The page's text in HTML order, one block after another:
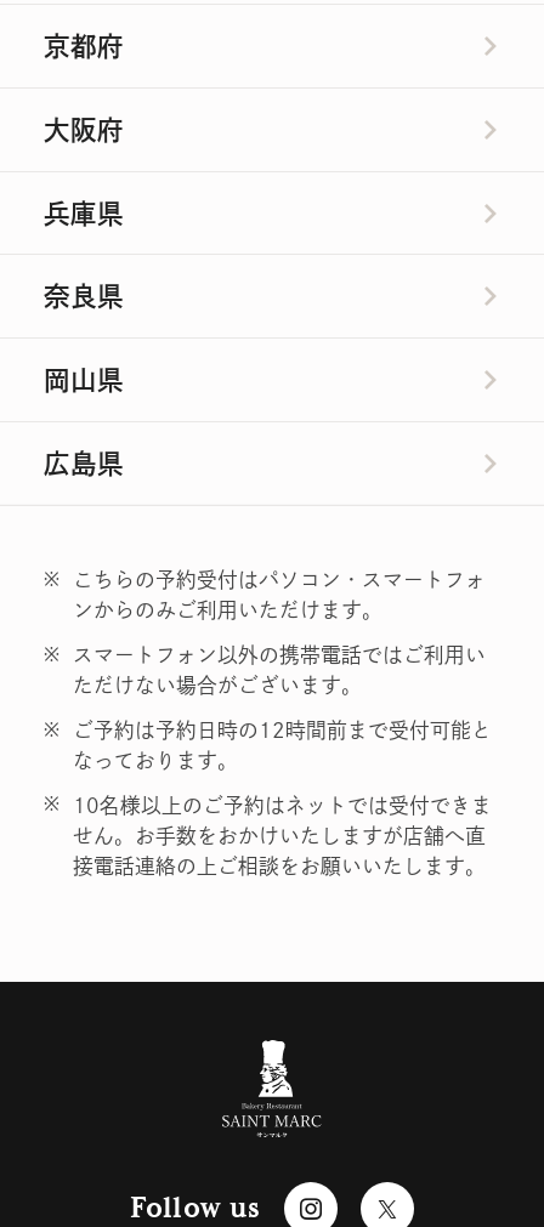
京都府
大阪府
兵庫県
奈良県
岡山県
広島県
※
こちらの予約受付はパソコン・スマートフォ
ンからのみご利用いただけます。
※
スマートフォン以外の携帯電話ではご利用い
ただけない場合がございます。
※
ご予約は予約日時の12時間前まで受付可能と
なっております。
※
10名様以上のご予約はネットでは受付できま
せん。お手数をおかけいたしますが店舗へ直
接電話連絡の上ご相談をお願いいたします。
Follow us